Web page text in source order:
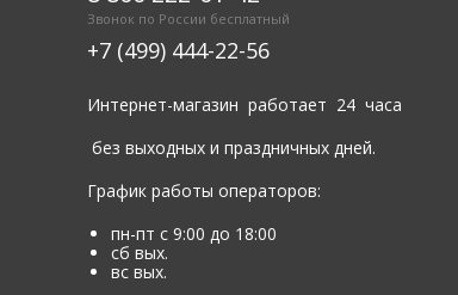
Звонок по России бесплатный
+7 (499) 444-22-56
Интернет-магазин работает 24 часа
без выходных и праздничных дней.
График работы операторов:
пн-пт с 9:00 до 18:00
сб вых.
вс вых.